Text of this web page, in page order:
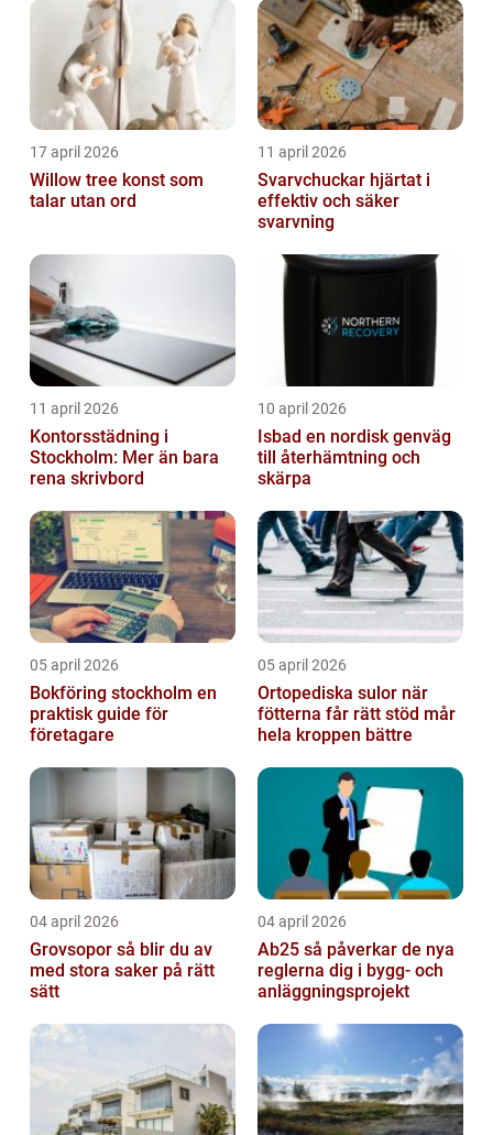
17 april 2026
Willow tree konst som
talar utan ord
11 april 2026
Svarvchuckar hjärtat i
effektiv och säker
svarvning
11 april 2026
Kontorsstädning i
Stockholm: Mer än bara
rena skrivbord
10 april 2026
Isbad en nordisk genväg
till återhämtning och
skärpa
05 april 2026
Bokföring stockholm en
praktisk guide för
företagare
05 april 2026
Ortopediska sulor när
fötterna får rätt stöd mår
hela kroppen bättre
04 april 2026
Grovsopor så blir du av
med stora saker på rätt
sätt
04 april 2026
Ab25 så påverkar de nya
reglerna dig i bygg- och
anläggningsprojekt